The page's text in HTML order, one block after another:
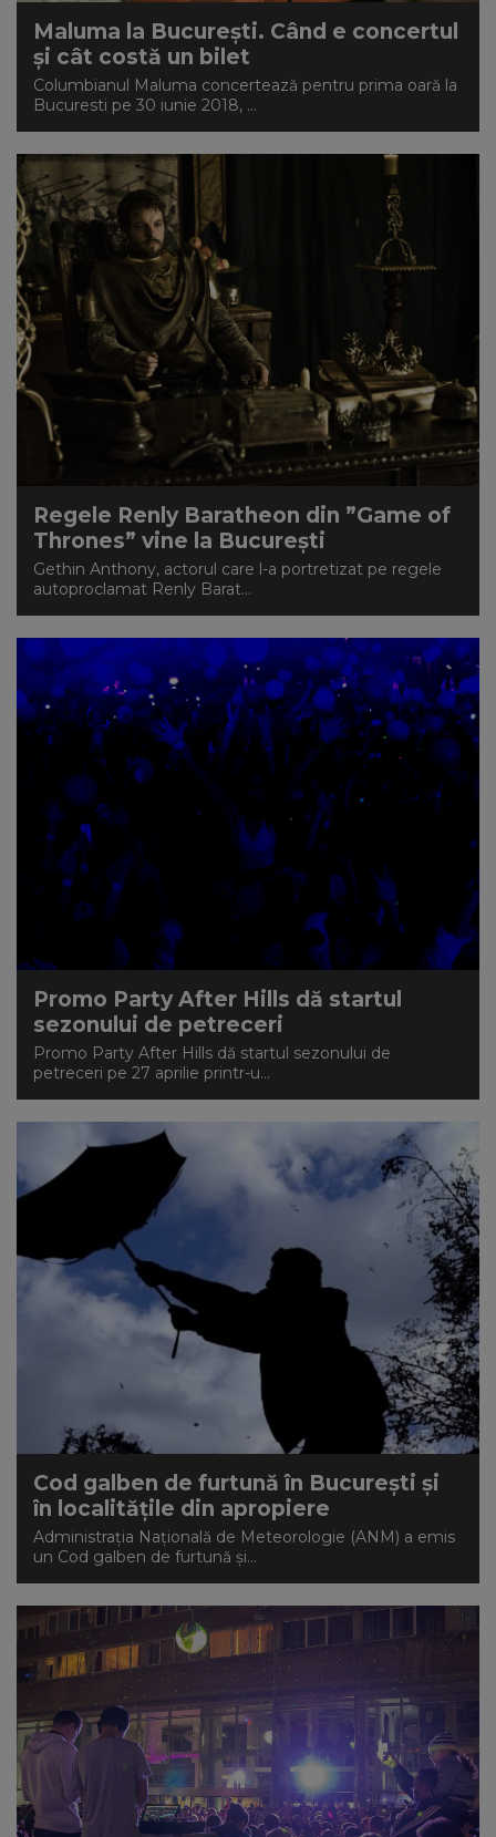
Maluma la București. Când e concertul
și cât costă un bilet
Columbianul Maluma concertează pentru prima oară la
Bucuresti pe 30 iunie 2018, ...
Regele Renly Baratheon din ”Game of
Thrones” vine la București
Gethin Anthony, actorul care l-a portretizat pe regele
autoproclamat Renly Barat...
Promo Party After Hills dă startul
sezonului de petreceri
Promo Party After Hills dă startul sezonului de
petreceri pe 27 aprilie printr-u...
Cod galben de furtună în Bucureşti și
în localitățile din apropiere
Administraţia Naţională de Meteorologie (ANM) a emis
un Cod galben de furtună şi...